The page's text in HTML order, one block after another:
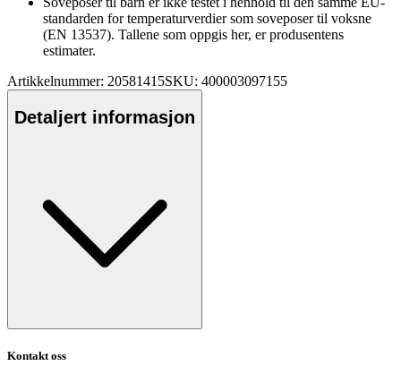
standarden for temperaturverdier som soveposer til voksne
(EN 13537). Tallene som oppgis her, er produsentens
estimater.
Artikkelnummer: 20581415SKU: 400003097155
Detaljert informasjon
Kontakt oss